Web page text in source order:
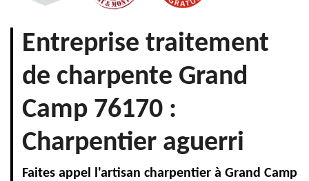
Entreprise traitement
de charpente Grand
Camp 76170 :
Charpentier aguerri
Faites appel l'artisan charpentier à Grand Camp